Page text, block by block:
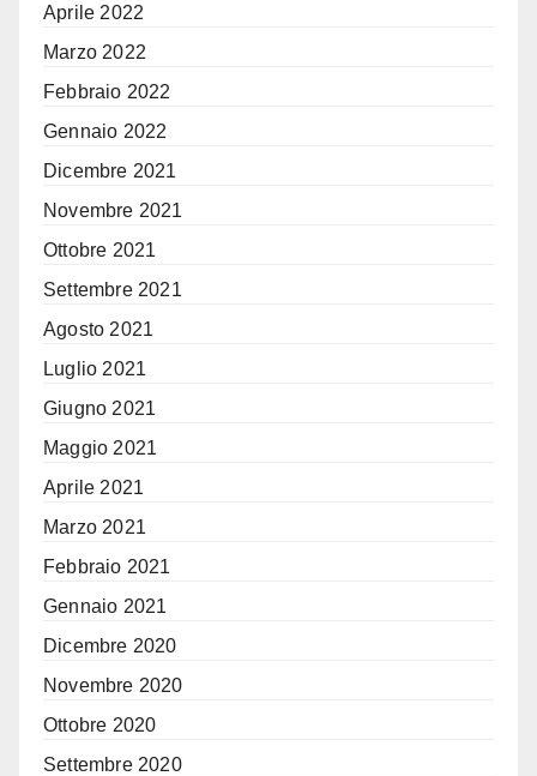
Aprile 2022
Marzo 2022
Febbraio 2022
Gennaio 2022
Dicembre 2021
Novembre 2021
Ottobre 2021
Settembre 2021
Agosto 2021
Luglio 2021
Giugno 2021
Maggio 2021
Aprile 2021
Marzo 2021
Febbraio 2021
Gennaio 2021
Dicembre 2020
Novembre 2020
Ottobre 2020
Settembre 2020